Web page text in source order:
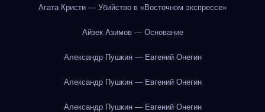
Агата Кристи — Убийство в «Восточном экспрессе»
Айзек Азимов — Основание
Александр Пушкин — Евгений Онегин
Александр Пушкин — Евгений Онегин
Александр Пушкин — Евгений Онегин